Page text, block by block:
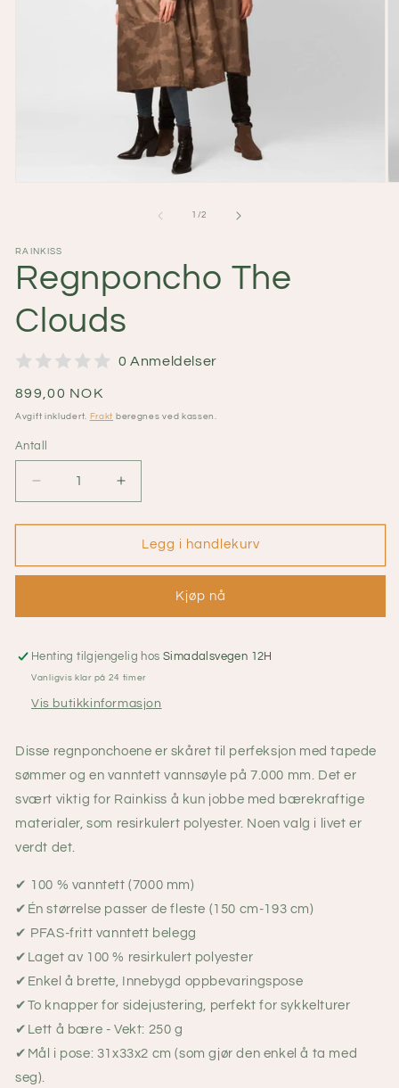
1 /av
2
RAINKISS
Regnponcho The
Clouds
0 Anmeldelser
Vanlig
pris
899,00 NOK
Avgift inkludert. Frakt beregnes ved kassen.
Antall
antallet
for
The
Øk
antallet
for
Regnponcho
The
Legg i handlekurv
Kjøp nå
Henting tilgjengelig hos Simadalsvegen 12H
Vanligvis klar på 24 timer
Vis butikkinformasjon
Disse regnponchoene er skåret til perfeksjon med tapede
sømmer og en vanntett vannsøyle på 7.000 mm. Det er
svært viktig for Rainkiss å kun jobbe med bærekraftige
materialer, som resirkulert polyester. Noen valg i livet er
verdt det.
✔ 100 % vanntett (7000 mm)
✔Én størrelse passer de fleste (150 cm-193 cm)
✔ PFAS-fritt vanntett belegg
✔Laget av 100 % resirkulert polyester
✔Enkel å brette, Innebygd oppbevaringspose
✔To knapper for sidejustering, perfekt for sykkelturer
✔Lett å bære - Vekt: 250 g
✔Mål i pose: 31x33x2 cm (som gjør den enkel å ta med
seg).